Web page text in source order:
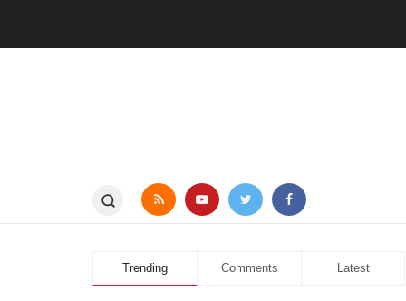
Trending Comments Latest